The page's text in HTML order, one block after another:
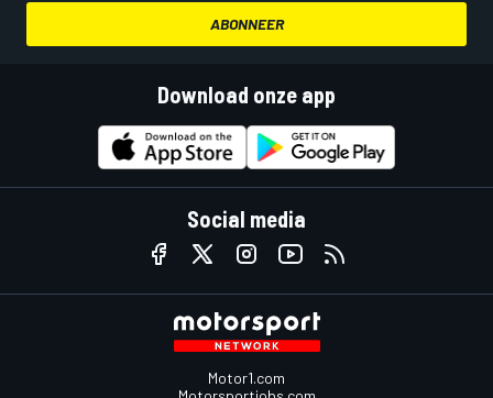
ABONNEER
Download onze app
Social media
Motor1.com